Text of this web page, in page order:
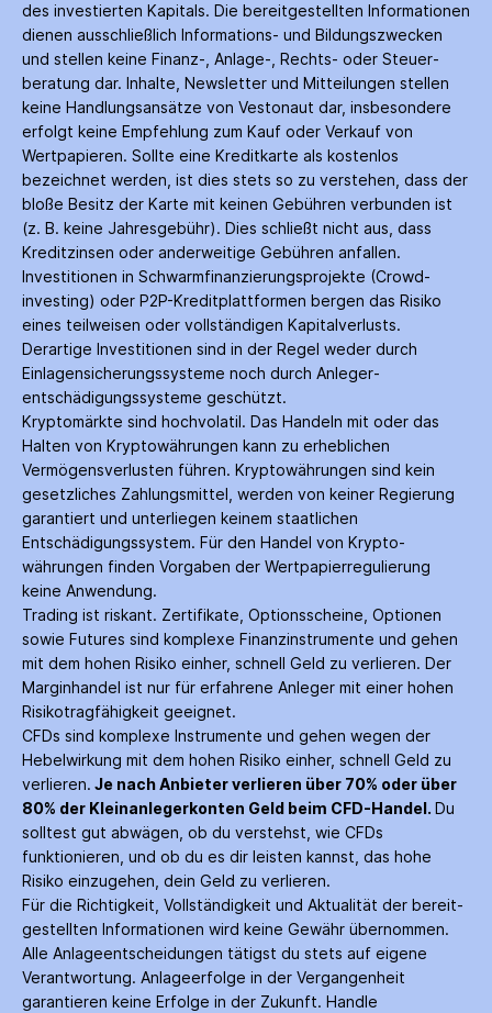
des investierten Kapitals. Die bereitgestellten Informationen
dienen ausschließlich Informations- und Bildungs­zwecken
und stellen keine Finanz-, Anlage-, Rechts- oder Steuer­
beratung dar. Inhalte, Newsletter und Mitteilungen stellen
keine Handlungs­ansätze von Vestonaut dar, insbesondere
erfolgt keine Empfehlung zum Kauf oder Verkauf von
Wertpapieren. Sollte eine Kreditkarte als kostenlos
bezeichnet werden, ist dies stets so zu verstehen, dass der
bloße Besitz der Karte mit keinen Gebühren verbunden ist
(z. B. keine Jahres­gebühr). Dies schließt nicht aus, dass
Kredit­zinsen oder anderweitige Gebühren anfallen.
Investitionen in Schwarm­finanzierungs­projekte (Crowd­
investing) oder P2P-Kredit­plattformen bergen das Risiko
eines teilweisen oder vollständigen Kapitalverlusts.
Derartige Investitionen sind in der Regel weder durch
Einlagen­sicherungs­systeme noch durch Anleger­
entschädigungs­systeme geschützt.
Kryptomärkte sind hochvolatil. Das Handeln mit oder das
Halten von Krypto­währungen kann zu erheblichen
Vermögensverlusten führen. Krypto­währungen sind kein
gesetzliches Zahlungs­mittel, werden von keiner Regierung
garantiert und unterliegen keinem staatlichen
Entschädigungs­system. Für den Handel von Krypto­
währungen finden Vorgaben der Wertpapier­regulierung
keine Anwendung.
Trading ist riskant. Zertifikate, Options­scheine, Optionen
sowie Futures sind komplexe Finanz­instrumente und gehen
mit dem hohen Risiko einher, schnell Geld zu verlieren. Der
Margin­handel ist nur für erfahrene Anleger mit einer hohen
Risiko­tragfähigkeit geeignet.
CFDs sind komplexe Instrumente und gehen wegen der
Hebelwirkung mit dem hohen Risiko einher, schnell Geld zu
verlieren. Je nach Anbieter verlieren über 70% oder über
80% der Kleinanleger­konten Geld beim CFD-Handel. Du
solltest gut abwägen, ob du verstehst, wie CFDs
funktionieren, und ob du es dir leisten kannst, das hohe
Risiko einzugehen, dein Geld zu verlieren.
Für die Richtigkeit, Vollständigkeit und Aktualität der bereit­
gestellten Informationen wird keine Gewähr über­nommen.
Alle Anlage­entscheidungen tätigst du stets auf eigene
Verantwortung. Anlage­erfolge in der Ver­gangenheit
garantieren keine Erfolge in der Zukunft. Handle